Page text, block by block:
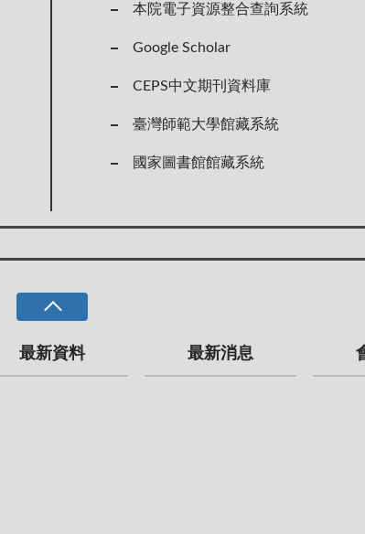
本院電子資源整合查詢系統
Google Scholar
CEPS中文期刊資料庫
臺灣師範大學館藏系統
國家圖書館館藏系統
最新資料 最新消息